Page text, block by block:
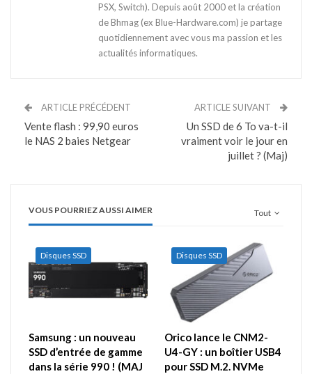
PSX, Switch). Depuis août 2000 et la création
de Bhmag (ex Blue-Hardware.com) je partage
quotidiennement avec vous ma passion et les
actualités informatiques.
ARTICLE PRÉCÉDENT
Vente flash : 99,90 euros
le NAS 2 baies Netgear
ARTICLE SUIVANT
Un SSD de 6 To va-t-il
vraiment voir le jour en
juillet ? (Maj)
Tout
VOUS POURRIEZ AUSSI AIMER
Disques SSD
Samsung : un nouveau
SSD d’entrée de gamme
dans la série 990 ! (MAJ
Disques SSD
Orico lance le CNM2-
U4-GY : un boîtier USB4
pour SSD M.2. NVMe